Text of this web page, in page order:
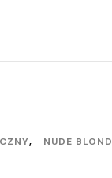
, NUDE BLOND